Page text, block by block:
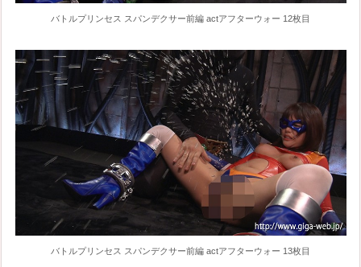
バトルプリンセス スパンデクサー前編 actアフターウォー 12枚目
バトルプリンセス スパンデクサー前編 actアフターウォー 13枚目